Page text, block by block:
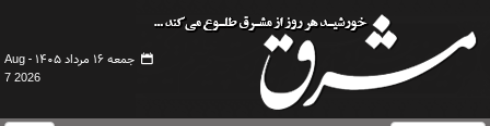
جمعه ۱۶ مرداد ۱۴۰۵ -
Aug
7 2026